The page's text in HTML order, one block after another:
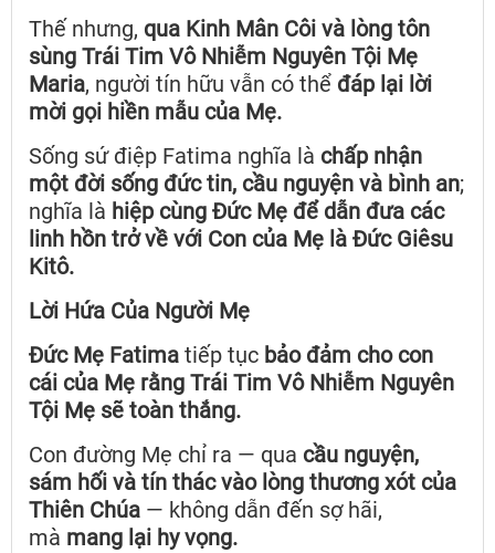
Thế nhưng, qua Kinh Mân Côi và lòng tôn
sùng Trái Tim Vô Nhiễm Nguyên Tội Mẹ
Maria, người tín hữu vẫn có thể đáp lại lời
mời gọi hiền mẫu của Mẹ.
Sống sứ điệp Fatima nghĩa là chấp nhận
một đời sống đức tin, cầu nguyện và bình an;
nghĩa là hiệp cùng Đức Mẹ để dẫn đưa các
linh hồn trở về với Con của Mẹ là Đức Giêsu
Kitô.
Lời Hứa Của Người Mẹ
Đức Mẹ Fatima tiếp tục bảo đảm cho con
cái của Mẹ rằng Trái Tim Vô Nhiễm Nguyên
Tội Mẹ sẽ toàn thắng.
Con đường Mẹ chỉ ra — qua cầu nguyện,
sám hối và tín thác vào lòng thương xót của
Thiên Chúa — không dẫn đến sợ hãi,
mà mang lại hy vọng.